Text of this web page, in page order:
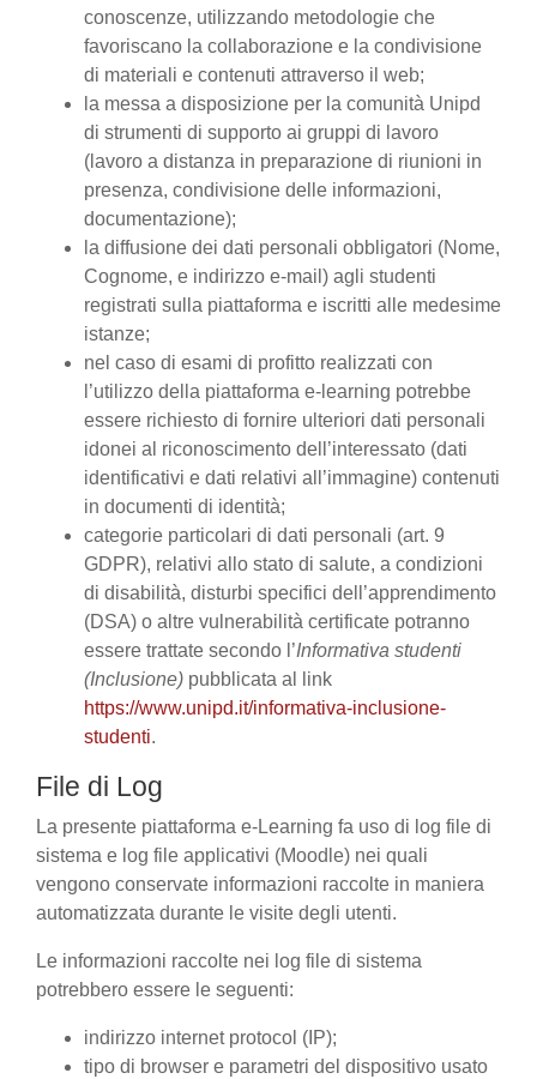
conoscenze, utilizzando metodologie che
favoriscano la collaborazione e la condivisione
di materiali e contenuti attraverso il web;
la messa a disposizione per la comunità Unipd
di strumenti di supporto ai gruppi di lavoro
(lavoro a distanza in preparazione di riunioni in
presenza, condivisione delle informazioni,
documentazione);
la diffusione dei dati personali obbligatori (Nome,
Cognome, e indirizzo e-mail) agli studenti
registrati sulla piattaforma e iscritti alle medesime
istanze;
nel caso di esami di profitto realizzati con
l’utilizzo della piattaforma e-learning potrebbe
essere richiesto di fornire ulteriori dati personali
idonei al riconoscimento dell’interessato (dati
identificativi e dati relativi all’immagine) contenuti
in documenti di identità;
categorie particolari di dati personali (art. 9
GDPR), relativi allo stato di salute, a condizioni
di disabilità, disturbi specifici dell’apprendimento
(DSA) o altre vulnerabilità certificate potranno
essere trattate secondo l’Informativa studenti
(Inclusione) pubblicata al link
https://www.unipd.it/informativa-inclusione-
studenti.
File di Log
La presente piattaforma e-Learning fa uso di log file di
sistema e log file applicativi (Moodle) nei quali
vengono conservate informazioni raccolte in maniera
automatizzata durante le visite degli utenti.
Le informazioni raccolte nei log file di sistema
potrebbero essere le seguenti:
indirizzo internet protocol (IP);
tipo di browser e parametri del dispositivo usato